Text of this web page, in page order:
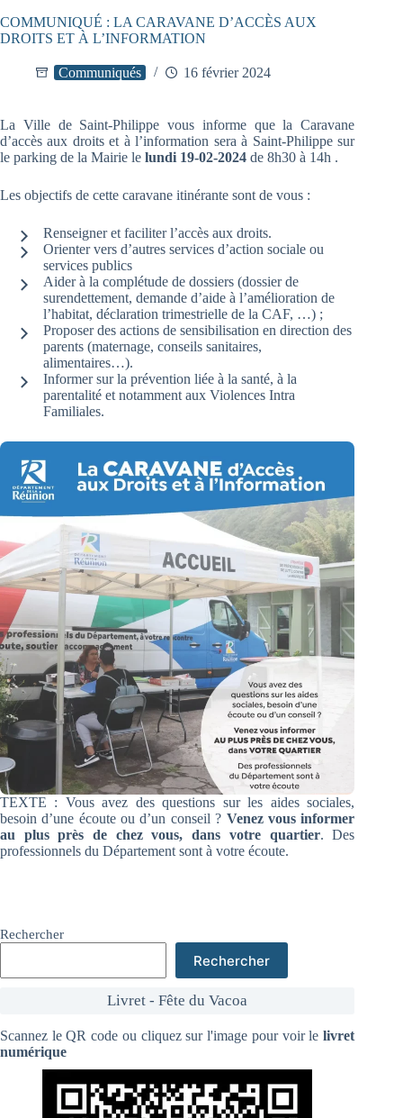
COMMUNIQUÉ : LA CARAVANE D’ACCÈS AUX
DROITS ET À L’INFORMATION
Communiqués 16 février 2024
La Ville de Saint-Philippe vous informe que la Caravane
d’accès aux droits et à l’information sera à Saint-Philippe sur
le parking de la Mairie le lundi 19-02-2024 de 8h30 à 14h .
Les objectifs de cette caravane itinérante sont de vous :
Renseigner et faciliter l’accès aux droits.
Orienter vers d’autres services d’action sociale ou
services publics
Aider à la complétude de dossiers (dossier de
surendettement, demande d’aide à l’amélioration de
l’habitat, déclaration trimestrielle de la CAF, …) ;
Proposer des actions de sensibilisation en direction des
parents (maternage, conseils sanitaires,
alimentaires…).
Informer sur la prévention liée à la santé, à la
parentalité et notamment aux Violences Intra
Familiales.
TEXTE : Vous avez des questions sur les aides sociales,
besoin d’une écoute ou d’un conseil ? Venez vous informer
au plus près de chez vous, dans votre quartier. Des
professionnels du Département sont à votre écoute.
Rechercher
Rechercher
Livret - Fête du Vacoa
Scannez le QR code ou cliquez sur l'image pour voir lelivret
numérique